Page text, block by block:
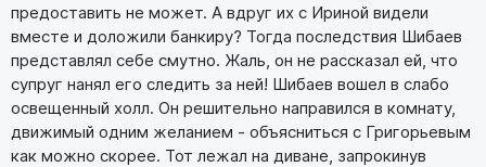
предоставить не может. А вдруг их с Ириной видели
вместе и доложили банкиру? Тогда последствия Шибаев
представлял себе смутно. Жаль, он не рассказал ей, что
супруг нанял его следить за ней! Шибаев вошел в слабо
освещенный холл. Он решительно направился в комнату,
движимый одним желанием - объясниться с Григорьевым
как можно скорее. Тот лежал на диване, запрокинув